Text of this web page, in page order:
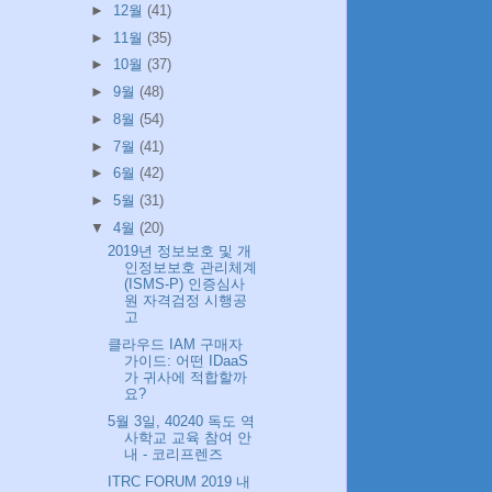
► 12월 (41)
► 11월 (35)
► 10월 (37)
► 9월 (48)
► 8월 (54)
► 7월 (41)
► 6월 (42)
► 5월 (31)
▼ 4월 (20)
2019년 정보보호 및 개
인정보보호 관리체계
(ISMS-P) 인증심사
원 자격검정 시행공
고
클라우드 IAM 구매자
가이드: 어떤 IDaaS
가 귀사에 적합할까
요?
5월 3일, 40240 독도 역
사학교 교육 참여 안
내 - 코리프렌즈
ITRC FORUM 2019 내